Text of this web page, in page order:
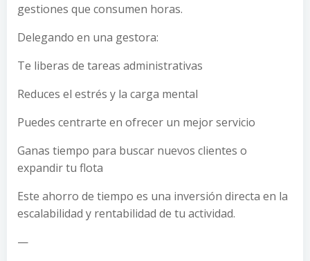
gestiones que consumen horas.
Delegando en una gestora:
Te liberas de tareas administrativas
Reduces el estrés y la carga mental
Puedes centrarte en ofrecer un mejor servicio
Ganas tiempo para buscar nuevos clientes o
expandir tu flota
Este ahorro de tiempo es una inversión directa en la
escalabilidad y rentabilidad de tu actividad.
—